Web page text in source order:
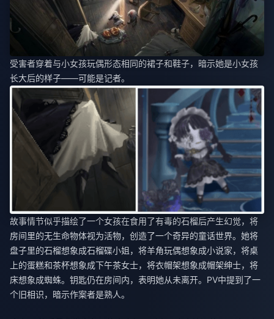
受害者穿着与小女孩玩偶形态相同的裙子和鞋子，暗示她是小女孩
长大后的样子——可能是记者。
故事情节似乎描绘了一个女孩在食用了有毒的石榴后产生幻觉，将
房间里的无生命物体视为活物，创造了一个奇异的童话世界。她将
盘子里的石榴想象成石榴碟小姐，将羊角玩偶想象成小说家，将桌
上的蛋糕和茶杯想象成下午茶女士，将衣帽架想象成帽架绅士，将
床想象成蜘蛛。钥匙仍在房间内，表明她从未离开。PV中提到了一
个旧相识，暗示作案者是熟人。